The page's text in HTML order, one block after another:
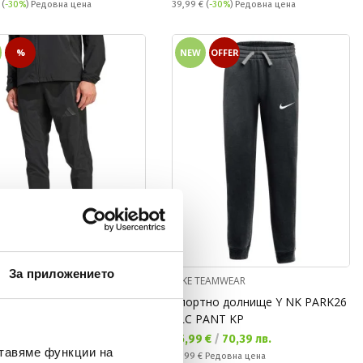
За приложението
функции на
цена:
(-30%) Редовна цена
Редовна цена:
39,99 € (-30%) Редовна цена
%
TEAM
долнище TIRO TRAVEL
-7%)Най-добра цена
NEW OFFER
NIKE TEAMWEAR
Спортно долнище Y NK PARK26
FLC PANT KP
Текуща цена:
35,99 € / 70,39 лв.
Редовна цена:
44,99 € Редовна цена